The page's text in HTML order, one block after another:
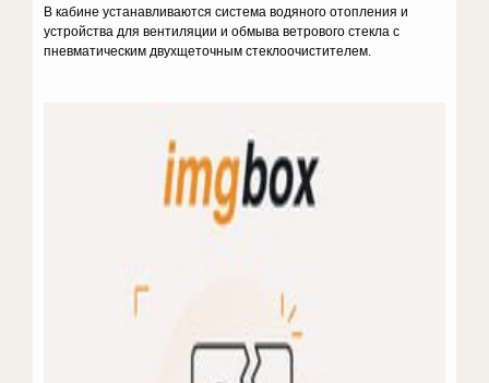
В кабине устанавливаются система водяного отопления и
устройства для вентиляции и обмыва ветрового стекла с
пневматическим двухщеточным стеклоочистителем.